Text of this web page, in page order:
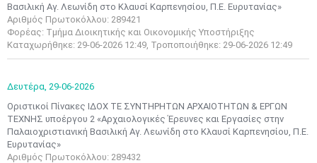
Βασιλική Αγ. Λεωνίδη στο Κλαυσί Καρπενησίου, Π.Ε. Ευρυτανίας»
Αριθμός Πρωτοκόλλου: 289421
Φορέας: Τμήμα Διοικητικής και Οικονομικής Υποστήριξης
Καταχωρήθηκε: 29-06-2026 12:49, Τροποποιήθηκε: 29-06-2026 12:49
Δευτέρα, 29-06-2026
Οριστικοί Πίνακες ΙΔΟΧ ΤΕ ΣΥΝΤΗΡΗΤΩΝ ΑΡΧΑΙΟΤΗΤΩΝ & ΕΡΓΩΝ
ΤΕΧΝΗΣ υποέργου 2 «Αρχαιολογικές Έρευνες και Εργασίες στην
Παλαιοχριστιανική Βασιλική Αγ. Λεωνίδη στο Κλαυσί Καρπενησίου, Π.Ε.
Ευρυτανίας»
Αριθμός Πρωτοκόλλου: 289432